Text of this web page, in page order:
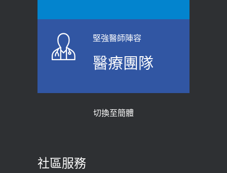
上班常待在冷氣房？小心泌尿道感染
醫示警：1病症嚴重恐喪命
2026-05-21
骨科魏志定主任接受專訪 【年代電視
質密度檢查！醫：注意5重點可逆轉
膝蓋退化有9大部位 骨科醫坦言：不
堅強醫師陣容
醫療團隊
切換至簡體
社區服務